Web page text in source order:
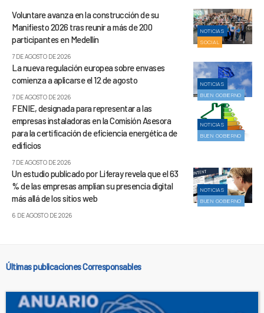
NOTICIAS
SOCIAL
Voluntare avanza en la construcción de su
Manifiesto 2026 tras reunir a más de 200
participantes en Medellín
7 DE AGOSTO DE 2026
NOTICIAS
BUEN GOBIERNO
La nueva regulación europea sobre envases
comienza a aplicarse el 12 de agosto
7 DE AGOSTO DE 2026
NOTICIAS
BUEN GOBIERNO
FENIE, designada para representar a las
empresas instaladoras en la Comisión Asesora
para la certificación de eficiencia energética de
edificios
7 DE AGOSTO DE 2026
NOTICIAS
BUEN GOBIERNO
Un estudio publicado por Liferay revela que el 63
% de las empresas amplían su presencia digital
más allá de los sitios web
6 DE AGOSTO DE 2026
Últimas publicaciones Corresponsables